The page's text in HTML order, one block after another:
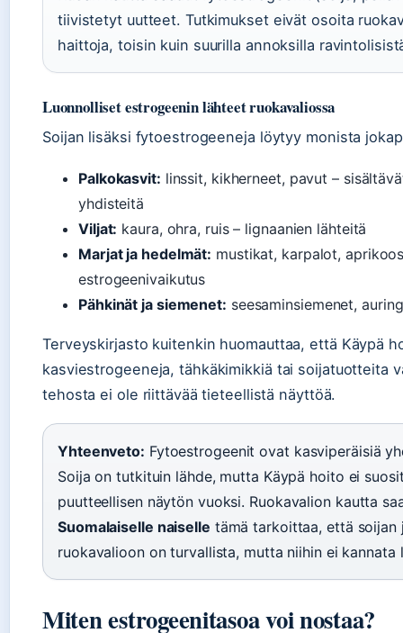
tiivistetyt uutteet. Tutkimukset eivät osoita
haittoja, toisin kuin suurilla annoksilla
Luonnolliset estrogeenin lähteet ruokavaliossa
Soijan lisäksi fytoestrogeeneja löytyy monista
Palkokasvit: linssit, kikherneet, pavut –
yhdisteitä
Viljat: kaura, ohra, ruis – lignaanien lähteitä
Marjat ja hedelmät: mustikat, karpalot,
estrogeenivaikutus
Pähkinät ja siemenet: seesaminsiemenet,
Terveyskirjasto kuitenkin huomauttaa, että Käypä
kasviestrogeeneja, tähkäkimikkiä tai soijatuotteita
tehosta ei ole riittävää tieteellistä näyttöä.
Yhteenveto: Fytoestrogeenit ovat kasviperäisiä
Soija on tutkituin lähde, mutta Käypä hoito ei
puutteellisen näytön vuoksi. Ruokavalion kautta
Suomalaiselle naiselle tämä tarkoittaa, että soijan
ruokavalioon on turvallista, mutta niihin ei kannata
Miten estrogeenitasoa voi nostaa?